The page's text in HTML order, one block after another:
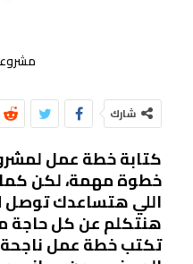
شارك
كتابة خطة عمل
خطوة مهمة، لكن
اللي هتساعدك توصل
هنتكلم عن كل حاجة
تكتب خطة عمل